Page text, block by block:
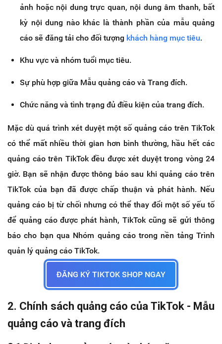
ảnh hoặc nội dung trực quan, nội dung âm thanh, bất
kỳ nội dung nào khác là thành phần của mẫu quảng
cáo sẽ đăng tải cho đối tượng khách hàng mục tiêu.
Khu vực và nhóm tuổi mục tiêu.
Sự phù hợp giữa Mẫu quảng cáo và Trang đích.
Chức năng và tình trạng đủ điều kiện của trang đích.
Mặc dù quá trình xét duyệt một số quảng cáo trên TikTok
có thể mất nhiều thời gian hơn bình thường, hầu hết các
quảng cáo trên TikTok đều được xét duyệt trong vòng 24
giờ. Bạn sẽ nhận được thông báo sau khi quảng cáo trên
TikTok của bạn đã được chấp thuận và phát hành. Nếu
quảng cáo bị từ chối nhưng có thể thay đổi một số yếu tố
để quảng cáo được phát hành, TikTok cũng sẽ gửi thông
báo cho bạn qua Nhóm quảng cáo trong nền tảng Trình
quản lý quảng cáo TikTok.
ĐĂNG KÝ TIKTOK SHOP NGAY
2. Chính sách quảng cáo của TikTok - Mẫu
quảng cáo và trang đích